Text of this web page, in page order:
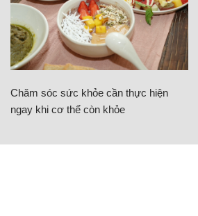
Chăm sóc sức khỏe cần thực hiện
ngay khi cơ thể còn khỏe